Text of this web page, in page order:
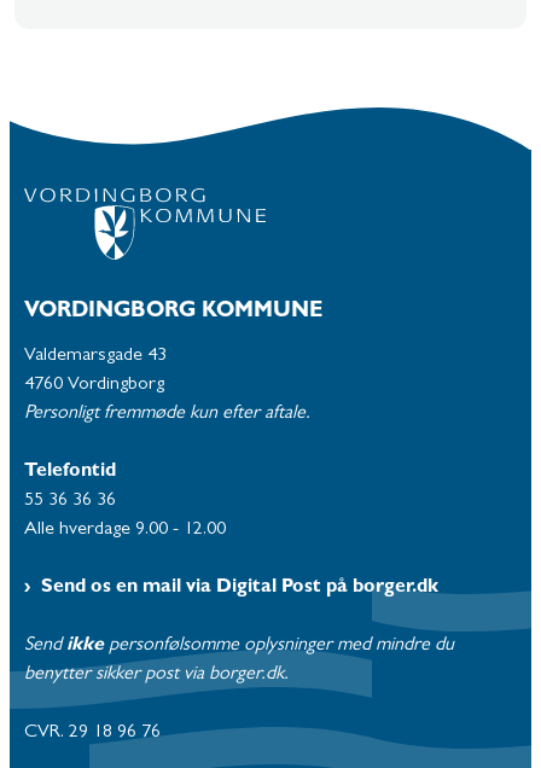
VORDINGBORG KOMMUNE
Valdemarsgade 43
4760 Vordingborg
Personligt fremmøde kun efter aftale.
Telefontid
55 36 36 36
Alle hverdage 9.00 - 12.00
Send os en mail via Digital Post på borger.dk
Send ikke personfølsomme oplysninger med mindre du
benytter sikker post via borger.dk.
CVR. 29 18 96 76